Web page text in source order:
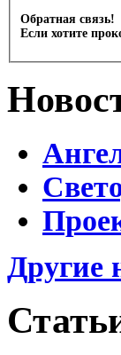
Обратная связь!
Если хотите
Другие